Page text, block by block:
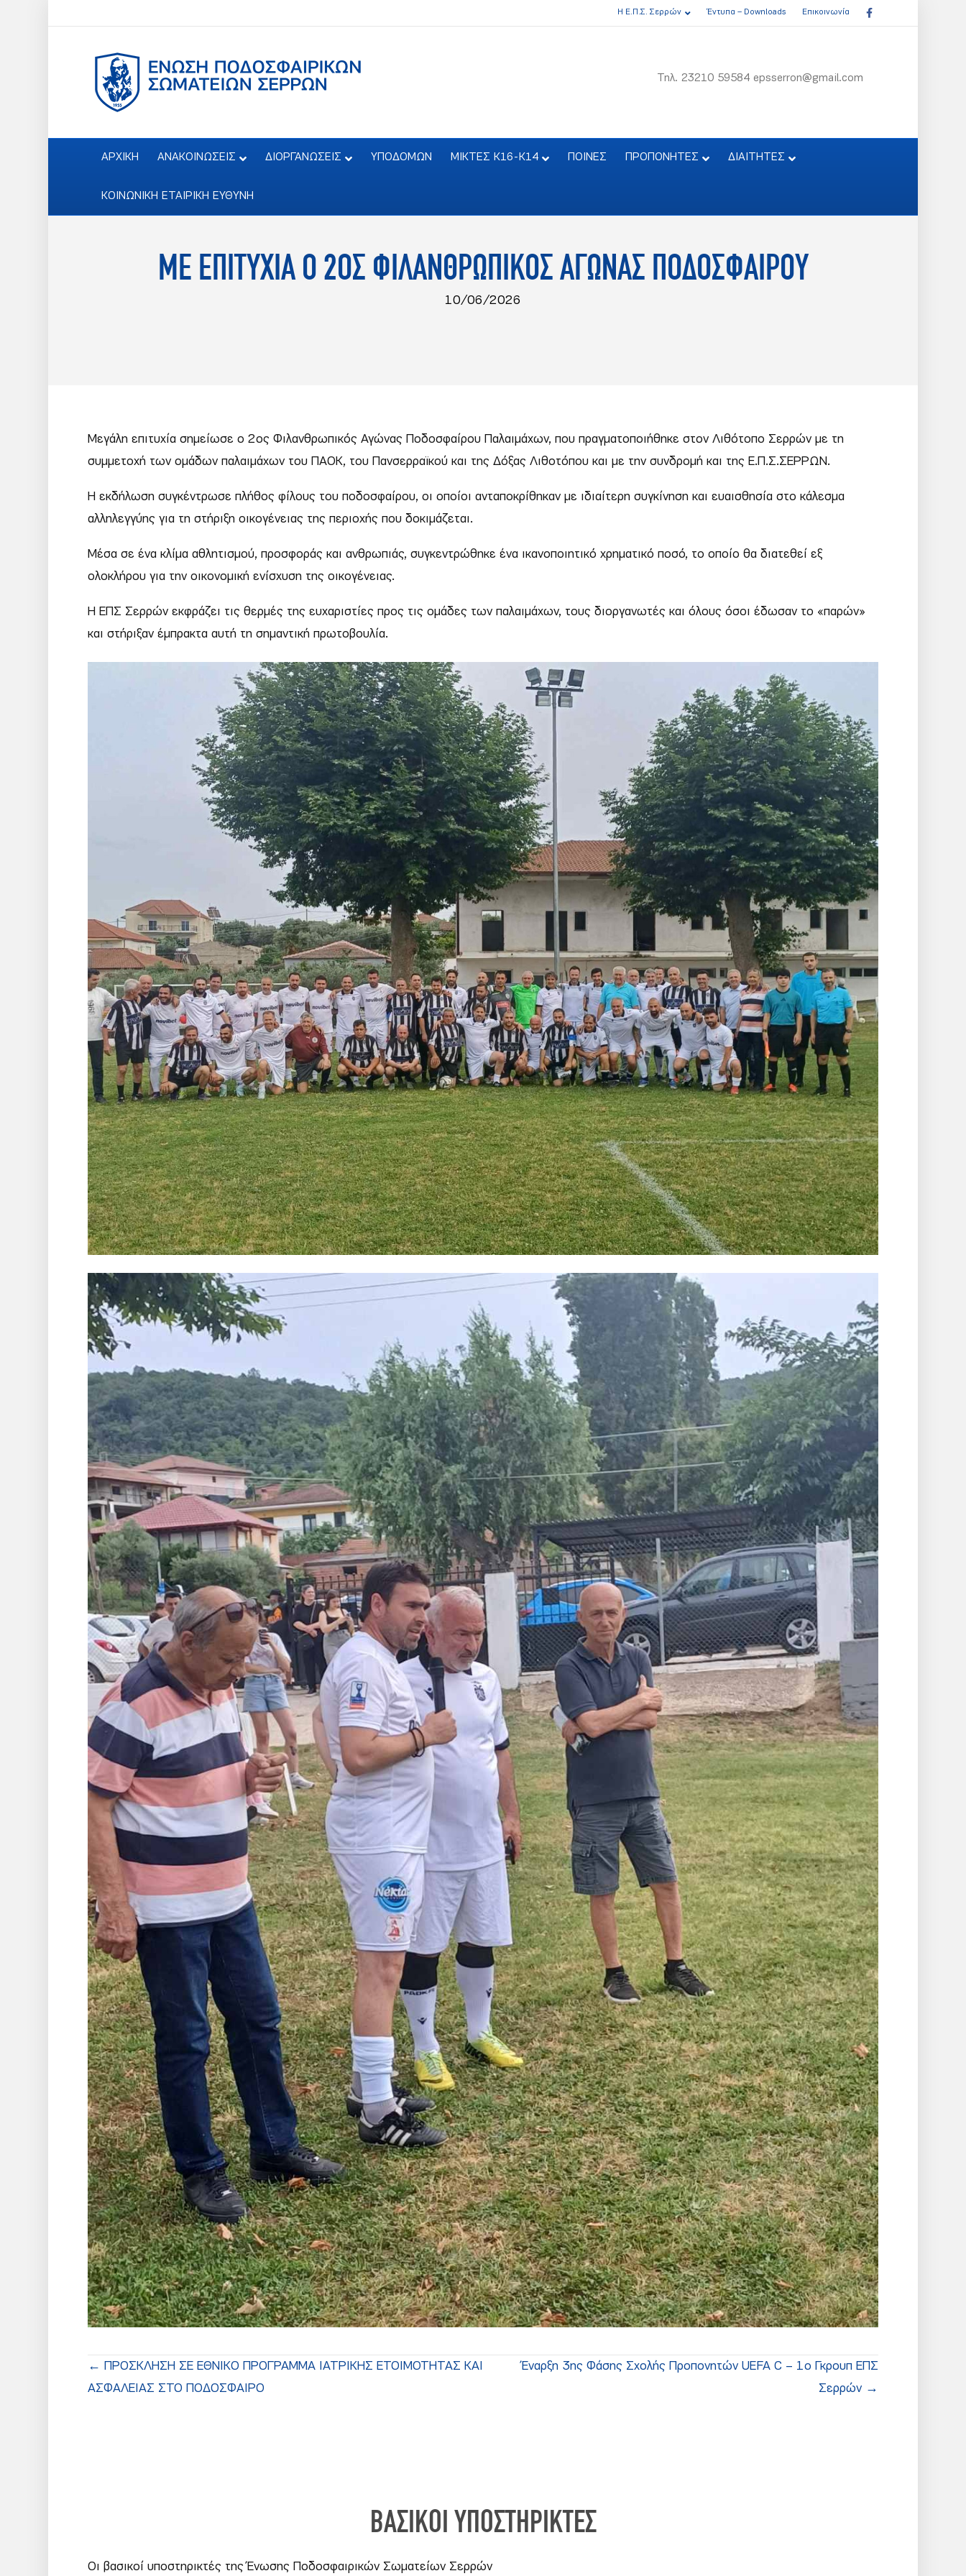
Η Ε.Π.Σ. Σερρών Έντυπα – Downloads Επικοινωνία Facebook
Τηλ. 23210 59584 epsserron@gmail.com
ΑΡΧΙΚΗ ΑΝΑΚΟΙΝΩΣΕΙΣ ΔΙΟΡΓΑΝΩΣΕΙΣ ΥΠΟΔΟΜΩΝ ΜΙΚΤΕΣ Κ16-Κ14 ΠΟΙΝΕΣ ΠΡΟΠΟΝΗΤΕΣ ΔΙΑΙΤΗΤΕΣ
ΚΟΙΝΩΝΙΚΗ ΕΤΑΙΡΙΚΗ ΕΥΘΥΝΗ
ΜΕ ΕΠΙΤΥΧΙΑ Ο 2ΟΣ ΦΙΛΑΝΘΡΩΠΙΚΟΣ ΑΓΩΝΑΣ ΠΟΔΟΣΦΑΙΡΟΥ
10/06/2026
Μεγάλη επιτυχία σημείωσε ο 2ος Φιλανθρωπικός Αγώνας Ποδοσφαίρου Παλαιμάχων, που πραγματοποιήθηκε στον Λιθότοπο Σερρών με τη
συμμετοχή των ομάδων παλαιμάχων του ΠΑΟΚ, του Πανσερραϊκού και της Δόξας Λιθοτόπου και με την συνδρομή και της Ε.Π.Σ.ΣΕΡΡΩΝ.
Η εκδήλωση συγκέντρωσε πλήθος φίλους του ποδοσφαίρου, οι οποίοι ανταποκρίθηκαν με ιδιαίτερη συγκίνηση και ευαισθησία στο κάλεσμα
αλληλεγγύης για τη στήριξη οικογένειας της περιοχής που δοκιμάζεται.
Μέσα σε ένα κλίμα αθλητισμού, προσφοράς και ανθρωπιάς, συγκεντρώθηκε ένα ικανοποιητικό χρηματικό ποσό, το οποίο θα διατεθεί εξ
ολοκλήρου για την οικονομική ενίσχυση της οικογένειας.
Η ΕΠΣ Σερρών εκφράζει τις θερμές της ευχαριστίες προς τις ομάδες των παλαιμάχων, τους διοργανωτές και όλους όσοι έδωσαν το «παρών»
και στήριξαν έμπρακτα αυτή τη σημαντική πρωτοβουλία.
Posts
← ΠΡΟΣΚΛΗΣΗ ΣΕ ΕΘΝΙΚΟ ΠΡΟΓΡΑΜΜΑ ΙΑΤΡΙΚΗΣ ΕΤΟΙΜΟΤΗΤΑΣ ΚΑΙ
ΑΣΦΑΛΕΙΑΣ ΣΤΟ ΠΟΔΟΣΦΑΙΡΟ
Έναρξη 3ης Φάσης Σχολής Προπονητών UEFA C – 1ο Γκρουπ ΕΠΣ
Σερρών →
ΒΑΣΙΚΟΙ ΥΠΟΣΤΗΡΙΚΤΕΣ
Οι βασικοί υποστηρικτές της Ένωσης Ποδοσφαιρικών Σωματείων Σερρών